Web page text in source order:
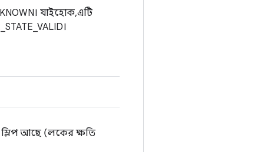
যাইহোক, এটি
স্লিপ আছে (লকের ক্ষতি